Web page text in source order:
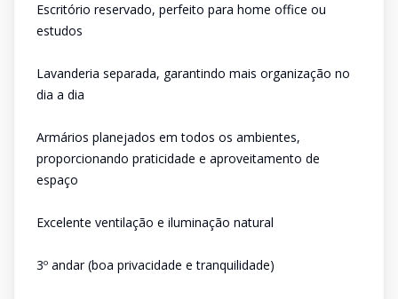
Escritório reservado, perfeito para home office ou
estudos
Lavanderia separada, garantindo mais organização no
dia a dia
Armários planejados em todos os ambientes,
proporcionando praticidade e aproveitamento de
espaço
Excelente ventilação e iluminação natural
3º andar (boa privacidade e tranquilidade)